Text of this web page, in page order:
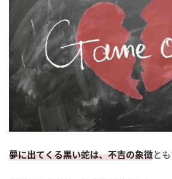
夢に出てくる黒い蛇は、不吉の象徴と